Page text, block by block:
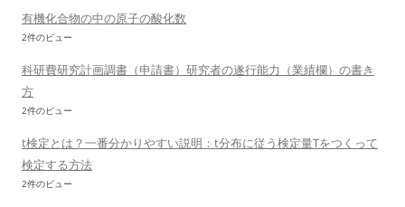
有機化合物の中の原子の酸化数
2件のビュー
科研費研究計画調書（申請書）研究者の遂行能力（業績欄）の書き
方
2件のビュー
t検定とは？一番分かりやすい説明：t分布に従う検定量Tをつくって
検定する方法
2件のビュー